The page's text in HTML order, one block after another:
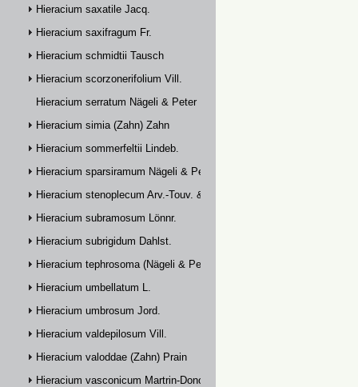
Hieracium saxatile Jacq.
Hieracium saxifragum Fr.
Hieracium schmidtii Tausch
Hieracium scorzonerifolium Vill.
Hieracium serratum Nägeli & Peter
Hieracium simia (Zahn) Zahn
Hieracium sommerfeltii Lindeb.
Hieracium sparsiramum Nägeli & Peter
Hieracium stenoplecum Arv.-Touv. & Huter
Hieracium subramosum Lönnr.
Hieracium subrigidum Dahlst.
Hieracium tephrosoma (Nägeli & Peter) Zahn
Hieracium umbellatum L.
Hieracium umbrosum Jord.
Hieracium valdepilosum Vill.
Hieracium valoddae (Zahn) Prain
Hieracium vasconicum Martrin-Donos